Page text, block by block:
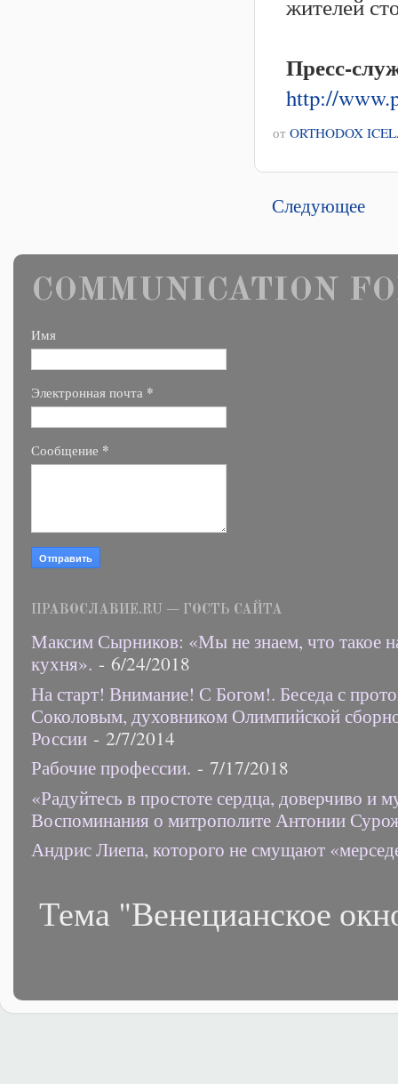
жителей
Пресс-
http://
от ORTHODOX
Следующее
COMMUNICATION
Имя
Электронная почта *
Сообщение *
ПРАВОСЛАВИЕ.RU — ГОСТЬ САЙТА
Максим Сырников: «Мы не знаем, что такое
кухня». - 6/24/2018
На старт! Внимание! С Богом!. Беседа с
Соколовым, духовником Олимпийской
России - 2/7/2014
Рабочие профессии. - 7/17/2018
«Радуйтесь в простоте сердца, доверчиво и
Воспоминания о митрополите Антонии
Андрис Лиепа, которого не смущают
Тема "Венецианское